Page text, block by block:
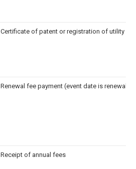
Certificate of patent or registration of utility
Renewal fee payment (event date is renewal
Receipt of annual fees